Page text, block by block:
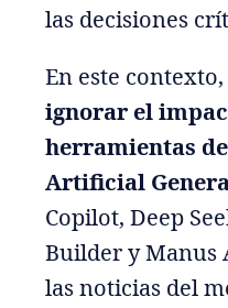
las decisiones
En este contexto,
ignorar el
herramientas
Artificial
Copilot, Deep
Builder y Manus
las noticias del